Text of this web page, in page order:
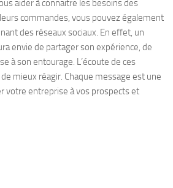
aider à connaitre les besoins des
commandes, vous pouvez également
des réseaux sociaux. En effet, un
envie de partager son expérience, de
à son entourage. L’écoute de ces
mieux réagir. Chaque message est une
votre entreprise à vos prospects et